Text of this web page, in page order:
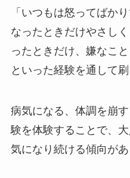
「いつもは怒ってばか
なったときだけやさし
ったときだけ、嫌なこ
といった経験を通して刷
病気になる、体調を崩
験を体験することで、
気になり続ける傾向があ